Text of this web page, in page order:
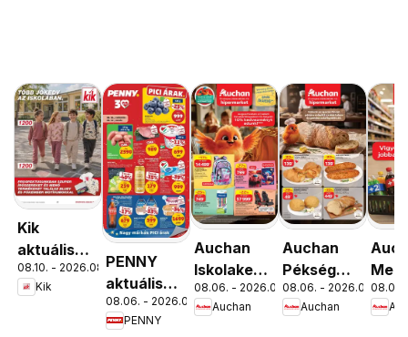
Kik
aktuális
akciós
újság
08.10. - 2026.08.16.
Kik
PENNY
aktuális
akciós
újság
08.06. - 2026.08.12.
PENNY
Auchan
Iskolakezdés
ajánlatok
08.06. - 2026.08.19.
Auchan
Auchan
Pékség
ajánlataink
08.06. - 2026.08.12.
Auchan
08.06.